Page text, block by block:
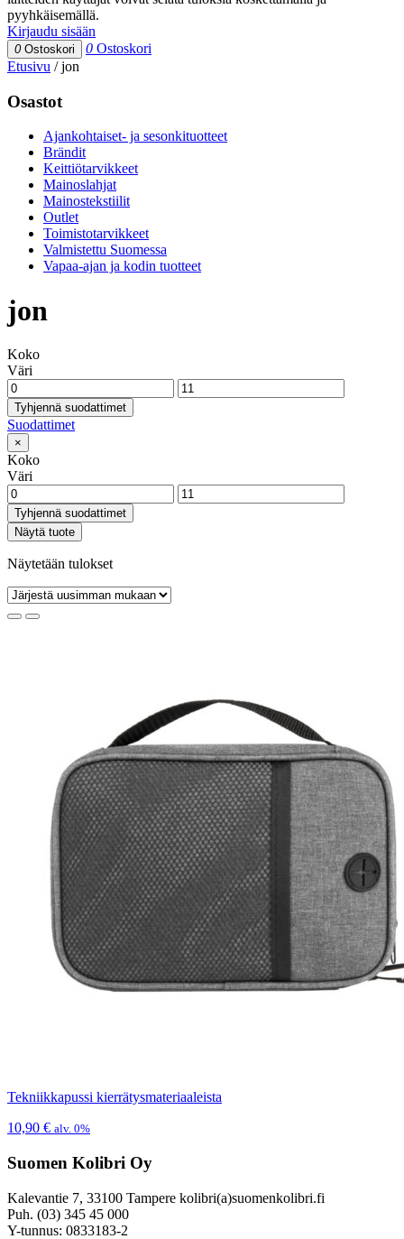
pyyhkäisemällä.
Kirjaudu sisään
0 Ostoskori 0 Ostoskori
Etusivu /jon
Osastot
Ajankohtaiset- ja sesonkituotteet
Brändit
Keittiötarvikkeet
Mainoslahjat
Mainostekstiilit
Outlet
Toimistotarvikkeet
Valmistettu Suomessa
Vapaa-ajan ja kodin tuotteet
jon
Koko
Väri
Tyhjennä suodattimet
Suodattimet
×
Koko
Väri
Tyhjennä suodattimet
Näytä tuote
Näytetään tulokset
Tekniikkapussi kierrätysmateriaaleista
10,90 € alv. 0%
Suomen Kolibri Oy
Kalevantie 7, 33100 Tampere kolibri(a)suomenkolibri.fi
Puh. (03) 345 45 000
Y-tunnus: 0833183-2